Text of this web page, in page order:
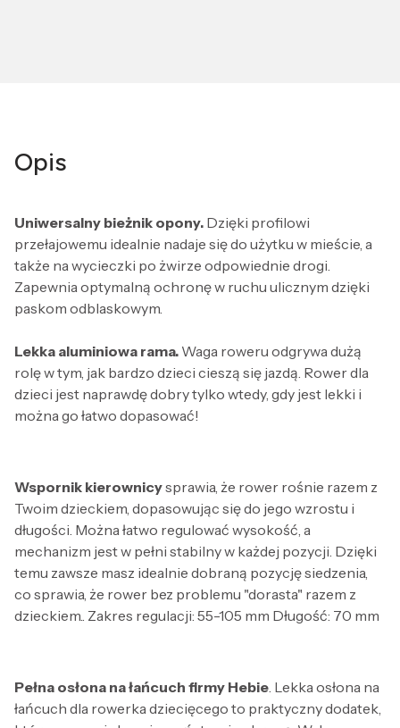
Opis
Uniwersalny bieżnik opony. Dzięki profilowi
przełajowemu idealnie nadaje się do użytku w mieście, a
także na wycieczki po żwirze odpowiednie drogi.
Zapewnia optymalną ochronę w ruchu ulicznym dzięki
paskom odblaskowym.
Lekka aluminiowa rama. Waga roweru odgrywa dużą
rolę w tym, jak bardzo dzieci cieszą się jazdą. Rower dla
dzieci jest naprawdę dobry tylko wtedy, gdy jest lekki i
można go łatwo dopasować!
Wspornik kierownicysprawia, że rower rośnie razem z
Twoim dzieckiem, dopasowując się do jego wzrostu i
długości. Można łatwo regulować wysokość, a
mechanizm jest w pełni stabilny w każdej pozycji. Dzięki
temu zawsze masz idealnie dobraną pozycję siedzenia,
co sprawia, że rower bez problemu "dorasta" razem z
dzieckiem.. Zakres regulacji: 55-105 mm Długość: 70 mm
Pełna osłona na łańcuch firmy Hebie. Lekka osłona na
łańcuch dla rowerka dziecięcego to praktyczny dodatek,